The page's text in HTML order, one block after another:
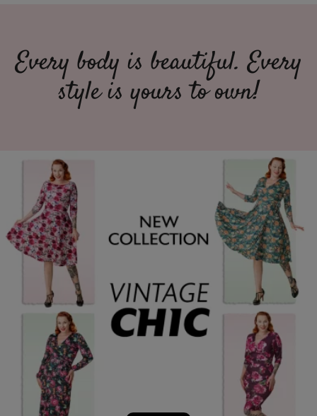
Every body is beautiful. Every
style is yours to own!